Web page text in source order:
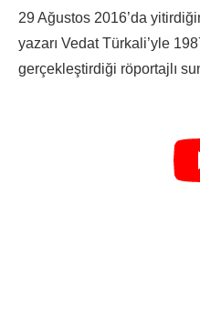
29 Ağustos 2016’da
yazarı Vedat Türkali’yle
gerçekleştirdiği röportajlı